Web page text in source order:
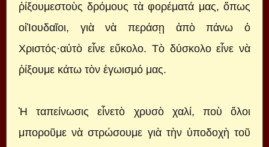
ῥίξουμεστοὺς δρόμους τὰ φορέματά μας, ὅπως
οἱἸουδαῖοι, γιὰ νὰ περάσῃ ἀπὸ πάνω ὁ
Χριστός·αὐτὸ εἶνε εὔκολο. Τὸ δύσκολο εἶνε νὰ
ῥίξουμε κάτω τὸν ἐγωισμό μας.
Ἡ ταπείνωσις εἶνετὸ χρυσὸ χαλί, ποὺ ὅλοι
μποροῦμε νὰ στρώσουμε γιὰ τὴν ὑποδοχὴ τοῦ